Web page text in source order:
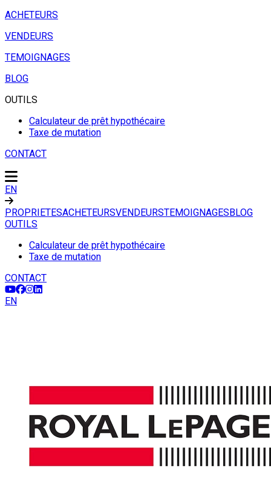
ACHETEURS
VENDEURS
TEMOIGNAGES
BLOG
OUTILS
Calculateur de prêt hypothécaire
Taxe de mutation
CONTACT
EN
PROPRIETESACHETEURSVENDEURSTEMOIGNAGESBLOG
OUTILS
Calculateur de prêt hypothécaire
Taxe de mutation
CONTACT
EN